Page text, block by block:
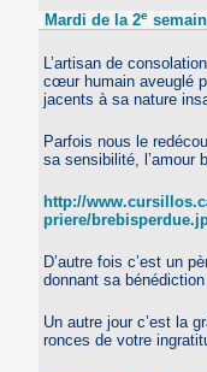
Mardi de la 2e
L’artisan de
cœur humain aveuglé
jacents à sa nature
Parfois nous le
sa sensibilité, l’amour
http://
priere/
D’autre fois c’est un
donnant sa
Un autre jour c’est la
ronces de votre